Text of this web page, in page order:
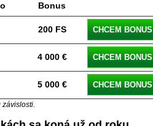
Bonus
200 FS CHCEM BONUS
4 000 € CHCEM BONUS
5 000 € CHCEM BONUS
závislosti.